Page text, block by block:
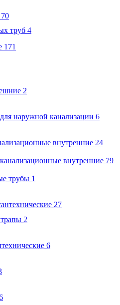
70
труб 4
171
2
наружной канализации 6
внутренние 24
внутренние 79
трубы 1
27
2
6